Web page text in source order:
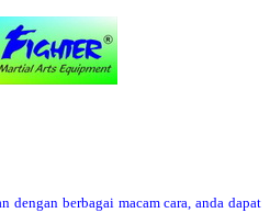
dengan berbagai macam cara, anda dapat